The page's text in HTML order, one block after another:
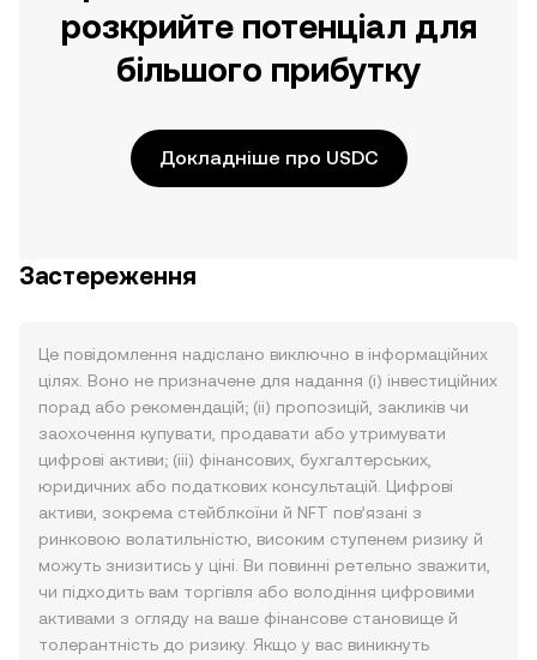
розкрийте потенціал для
більшого прибутку
Докладніше про USDC
Застереження
Це повідомлення надіслано виключно в інформаційних
цілях. Воно не призначене для надання (i) інвестиційних
порад або рекомендацій; (ii) пропозицій, закликів чи
заохочення купувати, продавати або утримувати
цифрові активи; (iii) фінансових, бухгалтерських,
юридичних або податкових консультацій. Цифрові
активи, зокрема стейблкоїни й NFT пов’язані з
ринковою волатильністю, високим ступенем ризику й
можуть знизитись у ціні. Ви повинні ретельно зважити,
чи підходить вам торгівля або володіння цифровими
активами з огляду на ваше фінансове становище й
толерантність до ризику. Якщо у вас виникнуть